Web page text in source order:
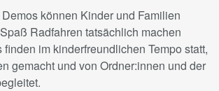
können Kinder und Familien
Radfahren tatsächlich machen
im kinderfreundlichen Tempo statt,
gemacht und von Ordner:innen und der